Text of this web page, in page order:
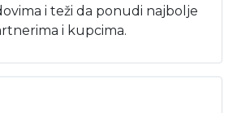
i teži da ponudi najbolje
i kupcima.